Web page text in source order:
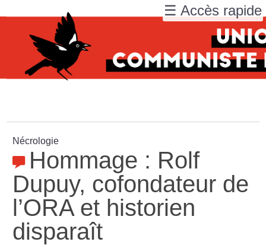
Nécrologie
Hommage : Rolf
Dupuy, cofondateur de
l’ORA et historien
disparaît
☰ Accès rapide